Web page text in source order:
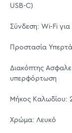
USB-C)
Σύνδεση: Wi-Fi
Προστασία
Διακόπτης
υπερφόρτωση
Μήκος Καλωδίου:
Χρώμα: Λευκό